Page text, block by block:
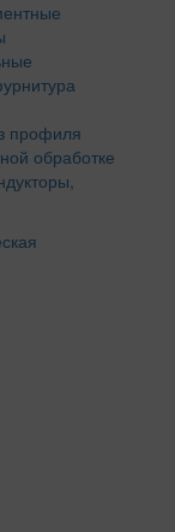
профиля
обработке